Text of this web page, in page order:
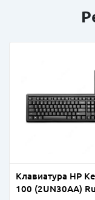
Клавиатура HP
100 (2UN30AA)